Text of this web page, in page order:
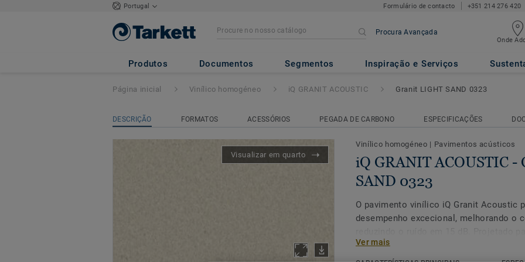
Portugal Formulário de contacto +351 214 276 420
Procura Avançada
Onde
Produtos Documentos Segmentos Inspiração e Serviços
iQ GRANIT ACOUSTIC - Granit LIGHT SAND
Página inicial Vinílico homogéneo iQ GRANIT ACOUSTIC Granit LIGHT SAND 0323
DESCRIÇÃO FORMATOS ACESSÓRIOS PEGADA DE CARBONO ESPECIFICAÇÕES
Visualizar em quarto
Vinílico homogéneo | Pavimentos acústicos
iQ GRANIT ACOUSTIC
SAND 0323
O pavimento vinílico iQ Granit Acoustic
desempenho excecional, melhorando o
intenso onde é necessário silêncio,
pacientes, é extremamente durável e
Ver mais